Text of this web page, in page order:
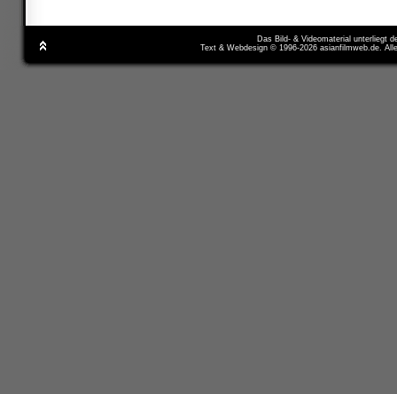
Das Bild- & Videomaterial unterliegt
Text & Webdesign © 1996-2026 asianfilmweb.de.